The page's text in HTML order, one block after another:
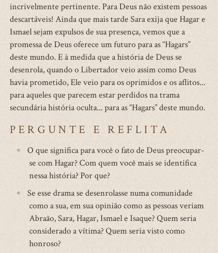
incrivelmente pertinente. Para Deus não existem pessoas
descartáveis! Ainda que mais tarde Sara exija que Hagar e
Ismael sejam expulsos de sua presença, vemos que a
promessa de Deus oferece um futuro para as “Hagars”
deste mundo. E à medida que a história de Deus se
desenrola, quando o Libertador veio assim como Deus
havia prometido, Ele veio para os oprimidos e os aflitos...
para aqueles que parecem estar perdidos na trama
secundária história oculta... para as “Hagars” deste mundo.
PERGUNTE E REFLITA
O que significa para você o fato de Deus preocupar-
se com Hagar? Com quem você mais se identifica
nessa história? Por que?
Se esse drama se desenrolasse numa comunidade
como a sua, em sua opinião como as pessoas veriam
Abraão, Sara, Hagar, Ismael e Isaque? Quem seria
considerado a vítima? Quem seria visto como
honroso?